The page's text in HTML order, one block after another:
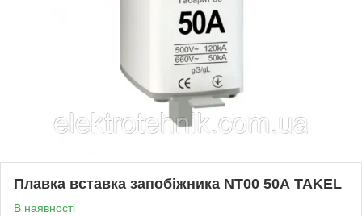
Плавка вставка запобіжника NT00 50А TAKEL
В наявності